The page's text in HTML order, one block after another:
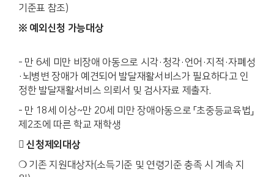
기준표 참조)
※ 예외신청 가능대상
- 만 6세 미만 비장애 아동으로 시각·청각·언어·지적·자폐성
·뇌병변 장애가 예견되어 발달재활서비스가 필요하다고 인
정한 발달재활서비스 의뢰서 및 검사자료 제출자.
- 만 18세 이상~만 20세 미만 장애아동으로 「초중등교육법」
제2조에 따른 학교 재학생
 신청제외대상
❍ 기존 지원대상자(소득기준 및 연령기준 충족 시 계속 지